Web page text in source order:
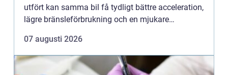
utfört kan samma bil få tydligt bättre acceleration,
lägre bränsleförbrukning och en mjukare
ökat kraf...
07 augusti 2026